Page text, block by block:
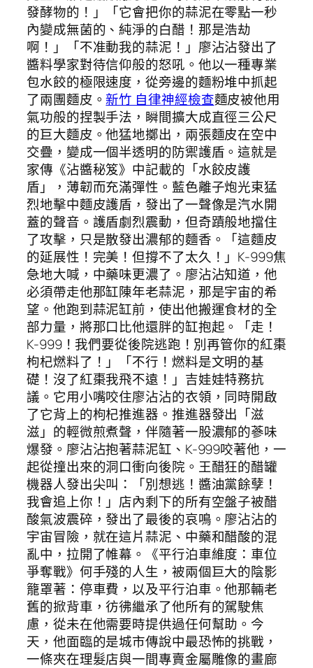
發酵物的！」「它會把你的蒜泥在零點一秒
內變成無菌的、純淨的白醋！那是浩劫
啊！」「不准動我的蒜泥！」廖沾沾發出了
醬料學家對待信仰般的怒吼。他以一種專業
包水餃的極限速度，從旁邊的麵粉堆中抓起
了兩團麵皮。新竹 自律神經檢查麵皮被他用
氣功般的捏製手法，瞬間擴大成直徑三公尺
的巨大麵皮。他猛地擲出，兩張麵皮在空中
交疊，變成一個半透明的防禦護盾。這就是
家傳《沾醬秘笈》中記載的「水餃皮護
盾」，薄韌而充滿彈性。藍色離子炮光束猛
烈地擊中麵皮護盾，發出了一聲像是汽水開
蓋的聲音。護盾劇烈震動，但奇蹟般地擋住
了攻擊，只是散發出濃郁的麵香。「這麵皮
的延展性！完美！但撐不了太久！」K-999焦
急地大喊，中藥味更濃了。廖沾沾知道，他
必須帶走他那缸陳年老蒜泥，那是宇宙的希
望。他跑到蒜泥缸前，使出他搬運食材的全
部力量，將那口比他還胖的缸抱起。「走！
K-999！我們要從後院逃跑！別再管你的紅棗
枸杞燃料了！」「不行！燃料是文明的基
礎！沒了紅棗我飛不遠！」吉娃娃特務抗
議。它用小嘴咬住廖沾沾的衣領，同時開啟
了它背上的枸杞推進器。推進器發出「滋
滋」的輕微煎煮聲，伴隨著一股濃郁的蔘味
爆發。廖沾沾抱著蒜泥缸、K-999咬著他，一
起從撞出來的洞口衝向後院。王醋狂的醋罐
機器人發出尖叫：「別想逃！醬油黨餘孽！
我會追上你！」店內剩下的所有空盤子被醋
酸氣波震碎，發出了最後的哀鳴。廖沾沾的
宇宙冒險，就在這片蒜泥、中藥和醋酸的混
亂中，拉開了帷幕。《平行泊車維度：車位
爭奪戰》何手殘的人生，被兩個巨大的陰影
籠罩著：停車費，以及平行泊車。他那輛老
舊的掀背車，彷彿繼承了他所有的駕駛焦
慮，從未在他需要時提供過任何幫助。今
天，他面臨的是城市傳說中最恐怖的挑戰，
一條夾在理髮店與一間專賣金屬雕像的畫廊